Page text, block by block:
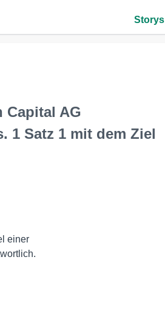
Storys
Capital AG
1 Satz 1 mit dem Ziel